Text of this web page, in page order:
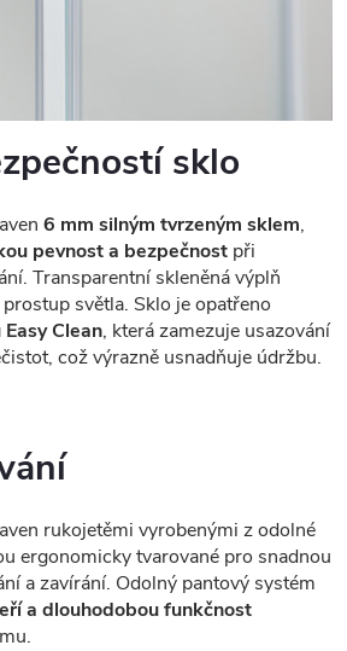
sklo
6 mm silným tvrzeným sklem,
pevnost a bezpečnost při
Transparentní skleněná výplň
světla. Sklo je opatřeno
Clean, která zamezuje usazování
což výrazně usnadňuje údržbu.
rukojetěmi vyrobenými z odolné
ergonomicky tvarované pro snadnou
a zavírání. Odolný pantový systém
a dlouhodobou funkčnost